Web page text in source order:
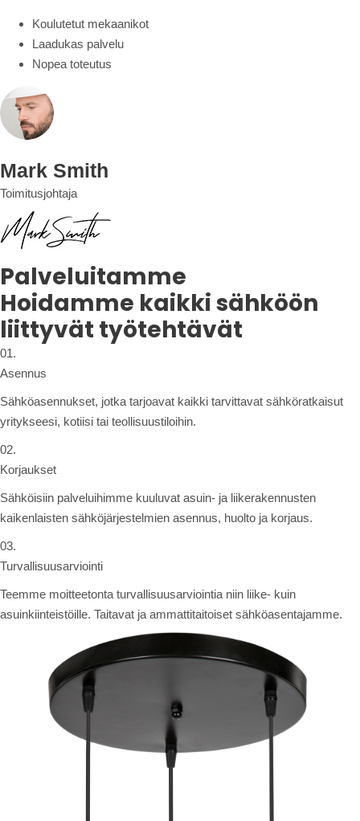
Koulutetut mekaanikot
Laadukas palvelu
Nopea toteutus
Mark Smith
Toimitusjohtaja
Palveluitamme
Hoidamme kaikki sähköön
liittyvät työtehtävät
01.
Asennus
Sähköasennukset, jotka tarjoavat kaikki tarvittavat sähköratkaisut
yritykseesi, kotiisi tai teollisuustiloihin.
02.
Korjaukset
Sähköisiin palveluihimme kuuluvat asuin- ja liikerakennusten
kaikenlaisten sähköjärjestelmien asennus, huolto ja korjaus.
03.
Turvallisuusarviointi
Teemme moitteetonta turvallisuusarviointia niin liike- kuin
asuinkiinteistöille. Taitavat ja ammattitaitoiset sähköasentajamme.